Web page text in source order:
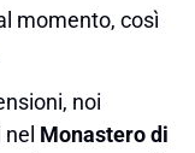
momento, così
noi
Monastero di